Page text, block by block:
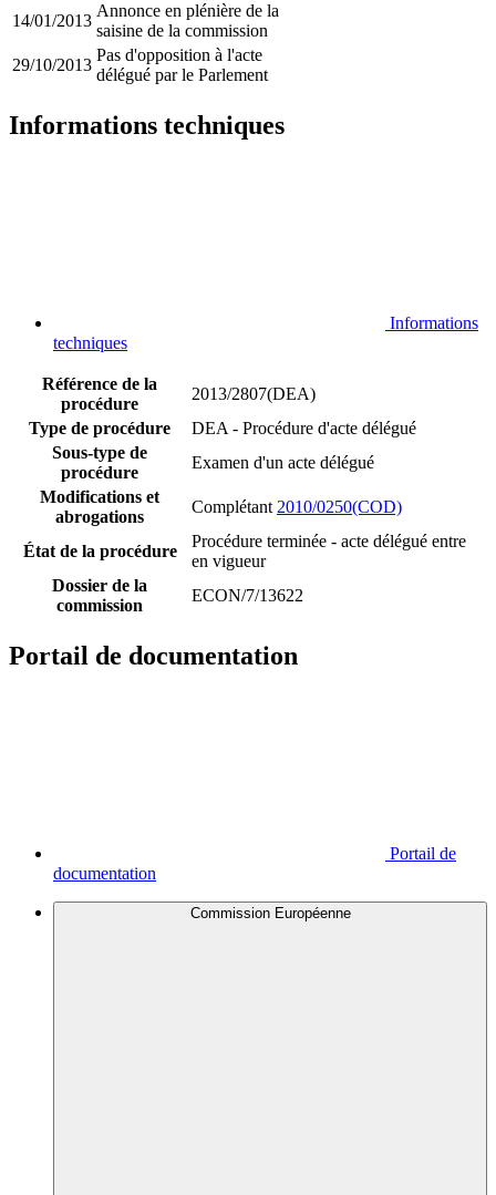
14/01/2013
Annonce en plénière de la
saisine de la commission
29/10/2013
Pas d'opposition à l'acte
délégué par le Parlement
Informations techniques
Informations
techniques
Référence de la
procédure
2013/2807(DEA)
Type de procédure
DEA - Procédure d'acte délégué
Sous-type de
procédure
Examen d'un acte délégué
Modifications et
abrogations
Complétant 2010/0250(COD)
État de la procédure
Procédure terminée - acte délégué entre
en vigueur
Dossier de la
commission
ECON/7/13622
Portail de documentation
Portail de
documentation
Commission Européenne